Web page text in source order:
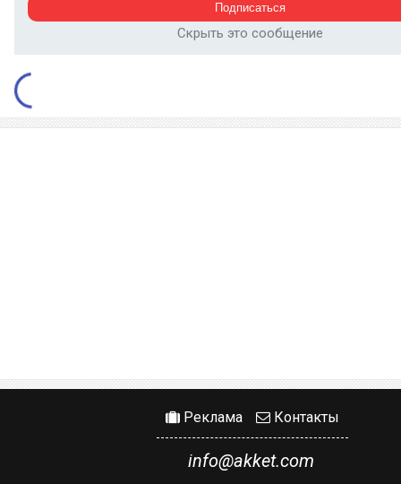
Скрыть это сообщение
Реклама Контакты
info@akket.com